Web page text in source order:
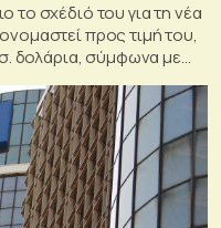
το σχέδιό του για τη νέα
προς τιμή του,
δολάρια, σύμφωνα με